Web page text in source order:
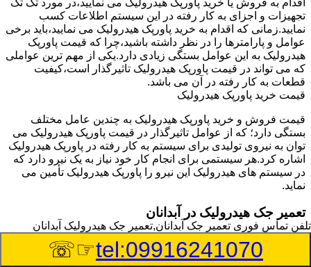
اقدام به فروش یا خرید پاورپک هیدرولیک می نمایید،در مورد تک تک
تجهیزات و اجزای به کار رفته در این سیستم اطلاعات کسب
نمایید.زمانی که اقدام به خرید پاورپک هیدرولیک می نمایید،باید برخی
عوامل و پارامترها را در نظر داشته باشید،چرا که قیمت پاورپک
هیدرولیک به این عوامل بستگی زیادی دارد.یکی از مهم ترین عواملی
که می تواند در قیمت پاورپک هیدرولیک تاثیرگذار است،کیفیت
قطعات به کار رفته در آن می باشد.
قیمت خرید پاورپک هیدرولیک
قیمت فروش و خرید پاورپک هیدرولیک به چندین عامل مختلف
بستگی دارد؛ که از عوامل تاثیرگذار در قیمت پاورپک هیدرولیک می
توان به نیروی تولیدی برای سیستم به کار رفته در پاورپک هیدرولیک
اشاره کرد.هر سیستمی برای انجام کار خود نیاز به یک نیرو دارد که
در سیستم های هیدرولیک این نیرو را پاورپک هیدرولیک تأمین می
نماید.
تعمیر جک هیدرولیک در آبدانان
وسیله‎ای که با عملکرد خود موجب بلند شدن اهرم و یا وزن سنگین
در یک قسمت می گردد را جک هیدرولیک می نامند.جک هیدرولیک
تلفن تماس فوری تعمیر جک آبدانان,تعمیر جک هیدرولیک آبدانان
tel:09916241070
☞☏